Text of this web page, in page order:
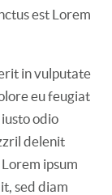
est Lorem
in vulputate
eu feugiat
odio
delenit
ipsum
sed diam